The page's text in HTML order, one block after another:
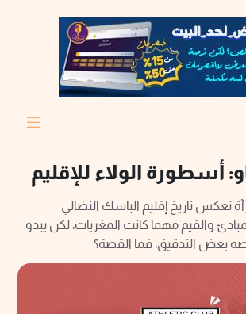
أسطورة الولاء للإقليم
تعكس تاريخ إقليم الباسك النضالي
والقيم مهما كانت المغريات، لكن يبدو
بعض التدقيق، فما القصة؟